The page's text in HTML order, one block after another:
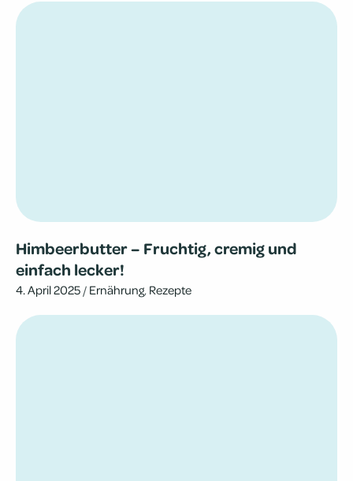
Him­beer­but­ter – Fruch­tig, cremig und
einfach lecker!
4. April 2025 / Ernährung, Rezepte